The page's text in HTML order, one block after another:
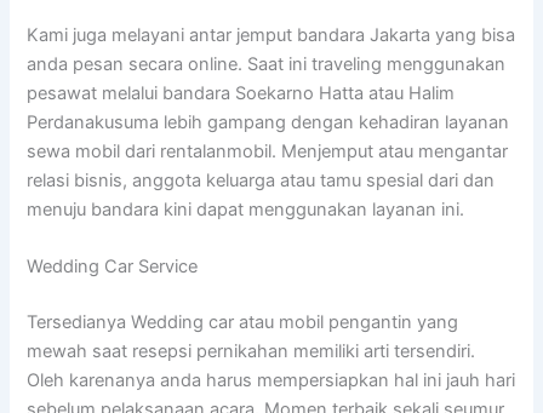
Kami juga melayani antar jemput bandara Jakarta yang bisa
anda pesan secara online. Saat ini traveling menggunakan
pesawat melalui bandara Soekarno Hatta atau Halim
Perdanakusuma lebih gampang dengan kehadiran layanan
sewa mobil dari rentalanmobil. Menjemput atau mengantar
relasi bisnis, anggota keluarga atau tamu spesial dari dan
menuju bandara kini dapat menggunakan layanan ini.
Wedding Car Service
Tersedianya Wedding car atau mobil pengantin yang
mewah saat resepsi pernikahan memiliki arti tersendiri.
Oleh karenanya anda harus mempersiapkan hal ini jauh hari